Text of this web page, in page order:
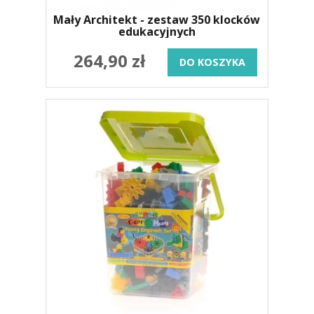
Mały Architekt - zestaw 350 klocków
edukacyjnych
264,90 zł DO KOSZYKA